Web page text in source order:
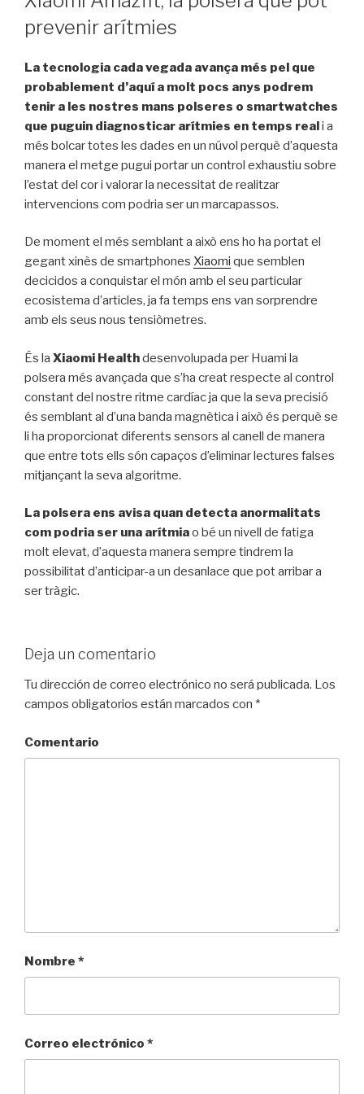
prevenir arítmies
La tecnologia cada vegada avança més pel que
probablement d’aquí a molt pocs anys podrem
tenir a les nostres mans polseres o smartwatches
que puguin diagnosticar arítmies en temps reali a
més bolcar totes les dades en un núvol perquè d’aquesta
manera el metge pugui portar un control exhaustiu sobre
l’estat del cor i valorar la necessitat de realitzar
intervencions com podria ser un marcapassos.
De moment el més semblant a això ens ho ha portat el
gegant xinès de smartphones Xiaomi que semblen
decicidos a conquistar el món amb el seu particular
ecosistema d’articles, ja fa temps ens van sorprendre
amb els seus nous tensiòmetres.
És la Xiaomi Healthdesenvolupada per Huami la
polsera més avançada que s’ha creat respecte al control
constant del nostre ritme cardíac ja que la seva precisió
és semblant al d’una banda magnètica i això és perquè se
li ha proporcionat diferents sensors al canell de manera
que entre tots ells són capaços d’eliminar lectures falses
mitjançant la seva algoritme.
La polsera ens avisa quan detecta anormalitats
com podria ser una arítmiao bé un nivell de fatiga
molt elevat, d’aquesta manera sempre tindrem la
possibilitat d’anticipar-a un desanlace que pot arribar a
ser tràgic.
Deja un comentario
Tu dirección de correo electrónico no será publicada. Los
campos obligatorios están marcados con *
Comentario
Nombre *
Correo electrónico *